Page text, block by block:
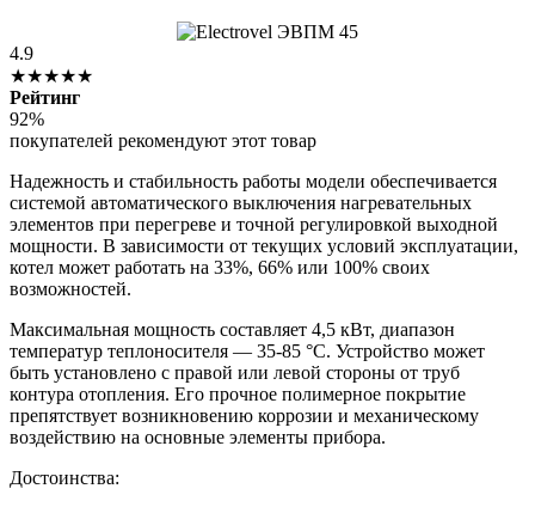
4.9
★★★★★
Рейтинг
92%
покупателей рекомендуют этот товар
Надежность и стабильность работы модели обеспечивается
системой автоматического выключения нагревательных
элементов при перегреве и точной регулировкой выходной
мощности. В зависимости от текущих условий эксплуатации,
котел может работать на 33%, 66% или 100% своих
возможностей.
Максимальная мощность составляет 4,5 кВт, диапазон
температур теплоносителя — 35-85 °С. Устройство может
быть установлено с правой или левой стороны от труб
контура отопления. Его прочное полимерное покрытие
препятствует возникновению коррозии и механическому
воздействию на основные элементы прибора.
Достоинства: